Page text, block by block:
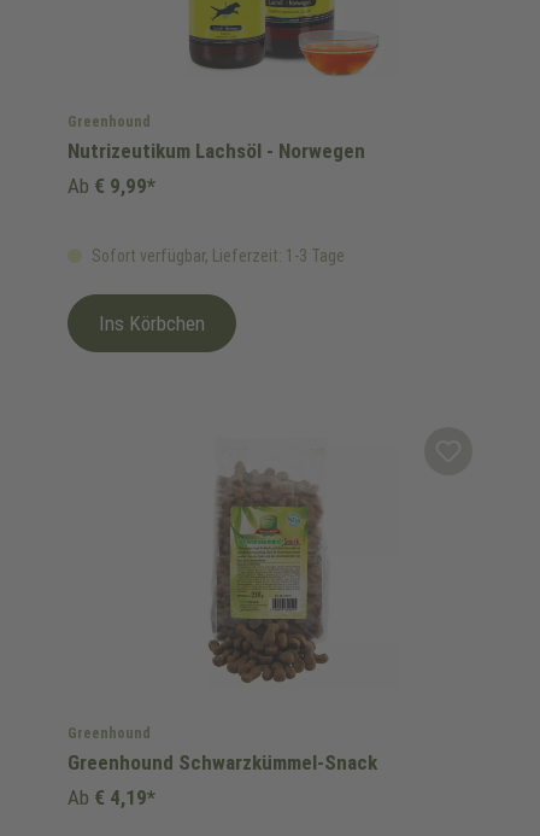
Greenhound
Nutrizeutikum Lachsöl - Norwegen
Sofort verfügbar, Lieferzeit: 1-3 Tage
Ab € 9,99*
Ins Körbchen
Greenhound
Greenhound Schwarzkümmel-Snack
Ab € 4,19*